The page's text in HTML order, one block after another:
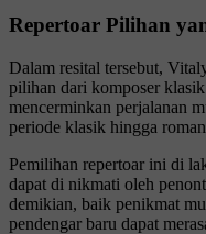
Repertoar Pilihan
Dalam resital tersebut,
pilihan dari komposer
mencerminkan perjalanan
periode klasik hingga
Pemilihan repertoar ini di
dapat di nikmati oleh
demikian, baik penikmat
pendengar baru dapat